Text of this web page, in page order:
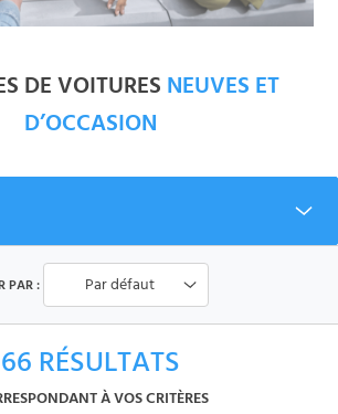
DE VOITURES NEUVES ET
D’OCCASION
66 RÉSULTATS
À VOS CRITÈRES
PAR : Par défaut